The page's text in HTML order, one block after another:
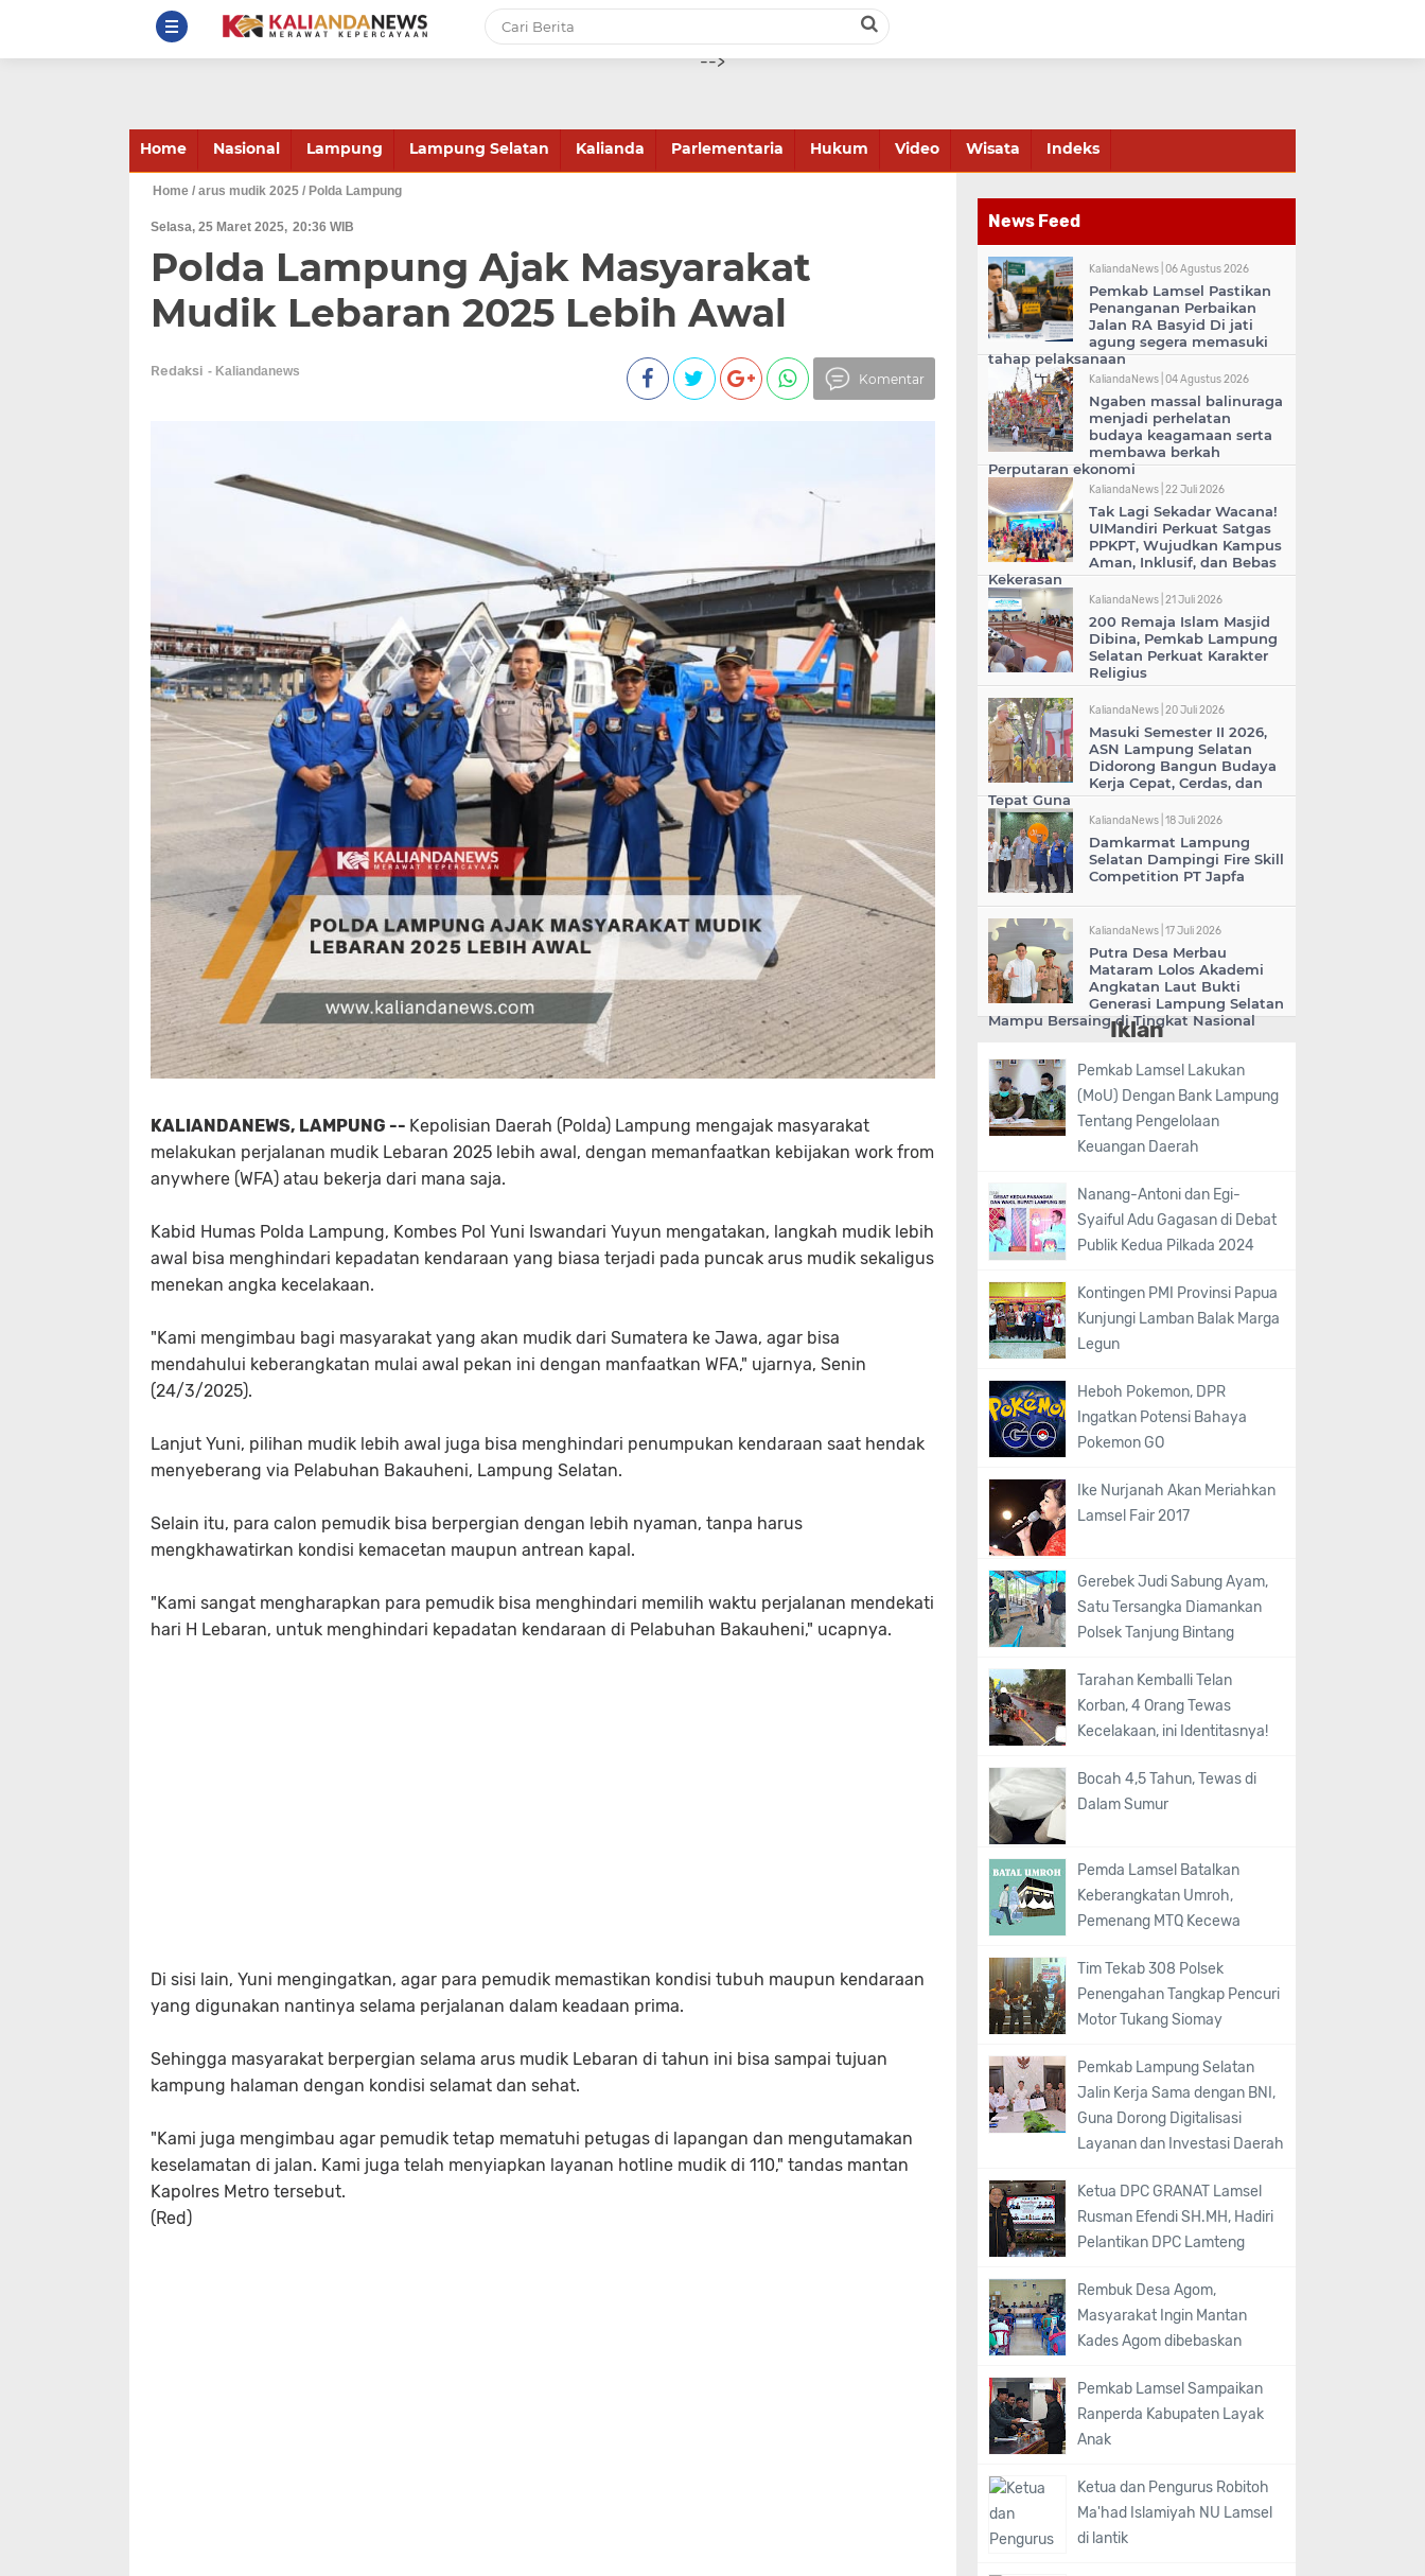
-->
Home Nasional Lampung Lampung Selatan Kalianda Parlementaria Hukum Video Wisata Indeks
Home / arus mudik 2025 / Polda Lampung
Selasa, 25 Maret 2025 20:36 WIB
Polda Lampung Ajak Masyarakat
Mudik Lebaran 2025 Lebih Awal
Redaksi
Komentar
KALIANDANEWS, LAMPUNG -- Kepolisian Daerah (Polda) Lampung mengajak masyarakat
melakukan perjalanan mudik Lebaran 2025 lebih awal, dengan memanfaatkan kebijakan work from
anywhere (WFA) atau bekerja dari mana saja.
Kabid Humas Polda Lampung, Kombes Pol Yuni Iswandari Yuyun mengatakan, langkah mudik lebih
awal bisa menghindari kepadatan kendaraan yang biasa terjadi pada puncak arus mudik sekaligus
menekan angka kecelakaan.
"Kami mengimbau bagi masyarakat yang akan mudik dari Sumatera ke Jawa, agar bisa
mendahului keberangkatan mulai awal pekan ini dengan manfaatkan WFA," ujarnya, Senin
(24/3/2025).
Lanjut Yuni, pilihan mudik lebih awal juga bisa menghindari penumpukan kendaraan saat hendak
menyeberang via Pelabuhan Bakauheni, Lampung Selatan.
Selain itu, para calon pemudik bisa berpergian dengan lebih nyaman, tanpa harus
mengkhawatirkan kondisi kemacetan maupun antrean kapal.
"Kami sangat mengharapkan para pemudik bisa menghindari memilih waktu perjalanan mendekati
hari H Lebaran, untuk menghindari kepadatan kendaraan di Pelabuhan Bakauheni," ucapnya.
Di sisi lain, Yuni mengingatkan, agar para pemudik memastikan kondisi tubuh maupun kendaraan
yang digunakan nantinya selama perjalanan dalam keadaan prima.
Sehingga masyarakat berpergian selama arus mudik Lebaran di tahun ini bisa sampai tujuan
kampung halaman dengan kondisi selamat dan sehat.
"Kami juga mengimbau agar pemudik tetap mematuhi petugas di lapangan dan mengutamakan
keselamatan di jalan. Kami juga telah menyiapkan layanan hotline mudik di 110," tandas mantan
Kapolres Metro tersebut.
(Red)
News Feed
KaliandaNews | 06 Agustus 2026
Pemkab Lamsel Pastikan
Penanganan Perbaikan
Jalan RA Basyid Di jati
agung segera memasuki
tahap pelaksanaan
KaliandaNews | 04 Agustus 2026
Ngaben massal balinuraga
menjadi perhelatan
budaya keagamaan serta
membawa berkah
Perputaran ekonomi
KaliandaNews | 22 Juli 2026
Tak Lagi Sekadar Wacana!
UIMandiri Perkuat Satgas
PPKPT, Wujudkan Kampus
Aman, Inklusif, dan Bebas
Kekerasan
KaliandaNews | 21 Juli 2026
200 Remaja Islam Masjid
Dibina, Pemkab Lampung
Selatan Perkuat Karakter
Religius
KaliandaNews | 20 Juli 2026
Masuki Semester II 2026,
ASN Lampung Selatan
Didorong Bangun Budaya
Kerja Cepat, Cerdas, dan
Tepat Guna
KaliandaNews | 18 Juli 2026
Damkarmat Lampung
Selatan Dampingi Fire Skill
Competition PT Japfa
KaliandaNews | 17 Juli 2026
Putra Desa Merbau
Mataram Lolos Akademi
Angkatan Laut Bukti
Generasi Lampung Selatan
Mampu Bersaing di Tingkat Nasional
Iklan
Pemkab Lamsel Lakukan
(MoU) Dengan Bank Lampung
Tentang Pengelolaan
Keuangan Daerah
Nanang-Antoni dan Egi-
Syaiful Adu Gagasan di Debat
Publik Kedua Pilkada 2024
Kontingen PMI Provinsi Papua
Kunjungi Lamban Balak Marga
Legun
Heboh Pokemon, DPR
Ingatkan Potensi Bahaya
Pokemon GO
Ike Nurjanah Akan Meriahkan
Lamsel Fair 2017
Gerebek Judi Sabung Ayam,
Satu Tersangka Diamankan
Polsek Tanjung Bintang
Tarahan Kemballi Telan
Korban, 4 Orang Tewas
Kecelakaan, ini Identitasnya!
Bocah 4,5 Tahun, Tewas di
Dalam Sumur
Pemda Lamsel Batalkan
Keberangkatan Umroh,
Pemenang MTQ Kecewa
Tim Tekab 308 Polsek
Penengahan Tangkap Pencuri
Motor Tukang Siomay
Pemkab Lampung Selatan
Jalin Kerja Sama dengan BNI,
Guna Dorong Digitalisasi
Layanan dan Investasi Daerah
Ketua DPC GRANAT Lamsel
Rusman Efendi SH.MH, Hadiri
Pelantikan DPC Lamteng
Rembuk Desa Agom,
Masyarakat Ingin Mantan
Kades Agom dibebaskan
Pemkab Lamsel Sampaikan
Ranperda Kabupaten Layak
Anak
Ketua dan Pengurus Robitoh
Ma'had Islamiyah NU Lamsel
di lantik